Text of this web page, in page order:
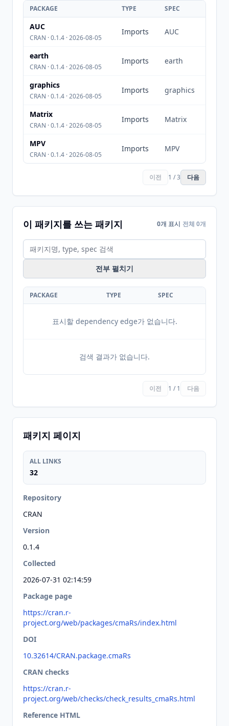
PACKAGE TYPE SPEC
AUC
CRAN · 0.1.4 · 2026-08-05
Imports AUC
earth
CRAN · 0.1.4 · 2026-08-05
Imports earth
graphics
CRAN · 0.1.4 · 2026-08-05
Imports graphics
Matrix
CRAN · 0.1.4 · 2026-08-05
Imports Matrix
MPV
CRAN · 0.1.4 · 2026-08-05
Imports MPV
이전 1 / 3 다음
이 패키지를 쓰는 패키지 0개 표시 전체 0개
전부 펼치기
PACKAGE TYPE SPEC
표시할 dependency edge가 없습니다.
검색 결과가 없습니다.
이전 1 / 1 다음
패키지 페이지
ALL LINKS
32
Repository
CRAN
Version
0.1.4
Collected
2026-07-31 02:14:59
Package page
https://cran.r-
project.org/web/packages/cmaRs/index.html
DOI
10.32614/CRAN.package.cmaRs
CRAN checks
https://cran.r-
project.org/web/checks/check_results_cmaRs.html
Reference HTML